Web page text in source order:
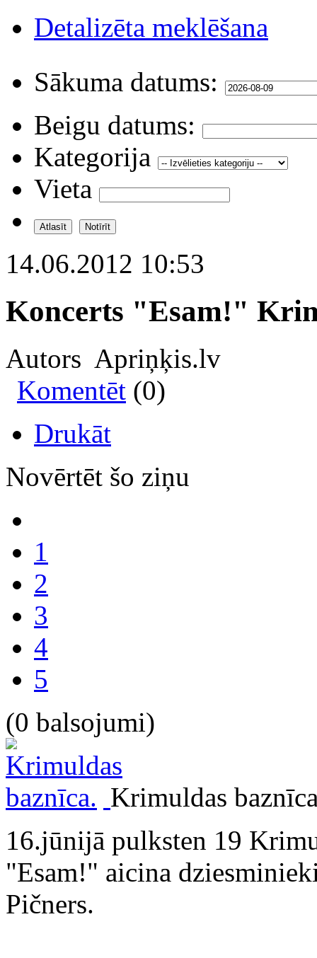
Detalizēta meklēšana
Sākuma datums:
Beigu datums:
Kategorija
Vieta
14.06.2012 10:53
Koncerts "Esam!"
Autors Apriņķis.lv
Komentēt (0)
Drukāt
Novērtēt šo ziņu
1
2
3
4
5
(0 balsojumi)
Krimuldas
16.jūnijā pulksten 19
"Esam!" aicina
Pičners.